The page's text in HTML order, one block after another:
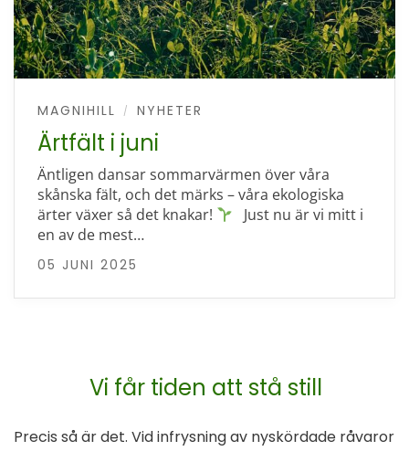
MAGNIHILL / NYHETER
Ärtfält i juni
Äntligen dansar sommarvärmen över våra
skånska fält, och det märks – våra ekologiska
ärter växer så det knakar!
Just nu är vi mitt i
en av de mest…
05 JUNI 2025
Vi får tiden att stå still
Precis så är det. Vid infrysning av nyskördade råvaror